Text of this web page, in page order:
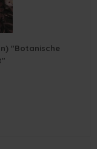
"Botanische